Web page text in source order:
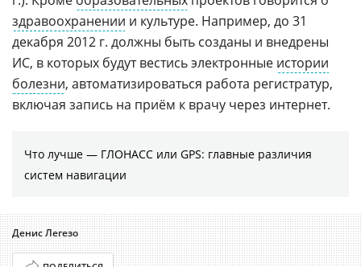
здравоохранении и культуре. Например, до 31
декабря 2012 г. должны быть созданы и внедрены
ИС, в которых будут вестись электронные истории
болезни, автоматизироваться работа регистратур,
включая запись на приём к врачу через интернет.
Что лучше — ГЛОНАСС или GPS: главные различия
систем навигации
Денис Легезо